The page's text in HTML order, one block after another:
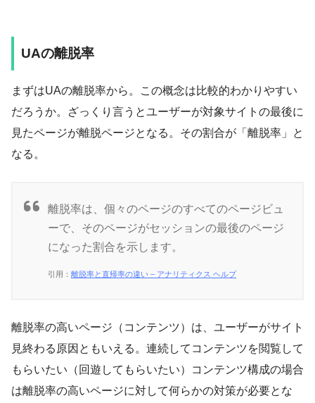
UAの離脱率
まずはUAの離脱率から。この概念は比較的わかりやすい
だろうか。ざっくり言うとユーザーが対象サイトの最後に
見たページが離脱ページとなる。その割合が「離脱率」と
なる。
離脱率は、個々のページのすべてのページビュ
ーで、そのページがセッションの最後のページ
になった割合を示します。
引用： 離脱率と直帰率の違い – アナリティクス ヘルプ
離脱率の高いページ（コンテンツ）は、ユーザーがサイト
見終わる原因ともいえる。連続してコンテンツを閲覧して
もらいたい（回遊してもらいたい）コンテンツ構成の場合
は離脱率の高いページに対して何らかの対策が必要とな